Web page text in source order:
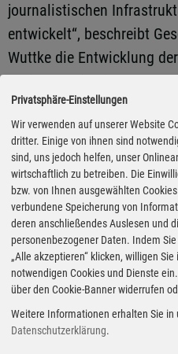
journalistischen
entwickelt“, beschreibt
Wuttke die Entwicklung
fertige Publikationen zu
uns als System: Sie
verwenden das Ergebnis
Arbeit direkt. Fachleute
Dienstleistung, Politik,
ebenso wie engagiert an
Interessierte nutzten vor
Auto-Medienportals als
vergangenen Jahre bringe
Herausforderungen mit
Klickzirkus, sondern
betont Wuttke. „Deshalb
Privatsphäre-Einstellungen
Wir verwenden auf unserer Website
dritter. Einige von ihnen sind
sind, uns jedoch helfen, unser
wirtschaftlich zu betreiben. Die
bzw. von Ihnen ausgewählten
verbundene Speicherung von
deren anschließendes Auslesen und
personenbezogener Daten. Indem
„Alle akzeptieren“ klicken, willigen
notwendigen Cookies und Dienste
über den Cookie-Banner widerrufen
Weitere Informationen erhalten Sie in
Datenschutzerklärung.